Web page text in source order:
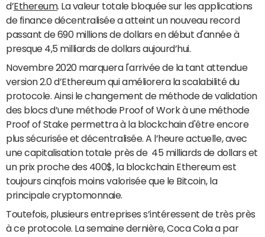
d’Ethereum. La valeur totale bloquée sur les applications
de finance décentralisée a atteint un nouveau record
passant de 690 millions de dollars en début d'année à
presque 4,5 milliards de dollars aujourd’hui.
Novembre 2020 marquera l'arrivée de la tant attendue
version 2.0 d’Ethereum qui améliorera la scalabilité du
protocole. Ainsi le changement de méthode de validation
des blocs d’une méthode Proof of Work à une méthode
Proof of Stake permettra à la blockchain d'être encore
plus sécurisée et décentralisée. A l’heure actuelle, avec
une capitalisation totale près de 45 milliards de dollars et
un prix proche des 400$, la blockchain Ethereum est
toujours cinqfois moins valorisée que le Bitcoin, la
principale cryptomonnaie.
Toutefois, plusieurs entreprises s’intéressent de très près
à ce protocole. La semaine dernière, Coca Cola a par